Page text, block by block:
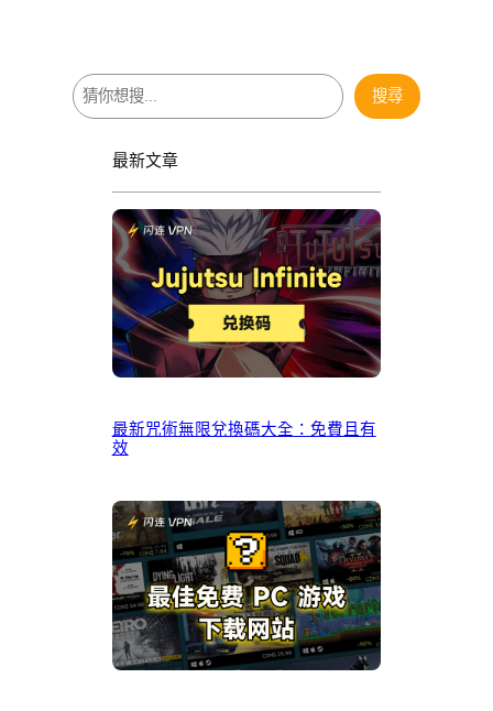
搜
尋
搜尋
最新文章
最新咒術無限兌換碼大全：免費且有
效